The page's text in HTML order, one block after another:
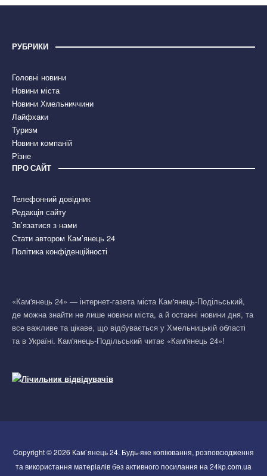
РУБРИКИ
Головні новини
Новини міста
Новини Хмельниччини
Лайфхаки
Туризм
Новини компаній
Різне
ПРО САЙТ
Телефонний довідник
Редакція сайту
Зв’язатися з нами
Стати автором Кам’янець 24
Політика конфіденційності
«Кам'янець 24» — інтернет-газета міста Кам'янець-Подільський,
де можна знайти не лише новини міста, а й останні новини дня, та
все важливе та цікаве, що відбувається у Хмельницькій області
та в Україні. Кам'янець-Подільський читає «Кам'янець 24»!
Copyright © 2026 Кам`янець 24. Будь-яке копіювання, розповсюдження
та використання матеріалів без активного посилання на 24kp.com.ua